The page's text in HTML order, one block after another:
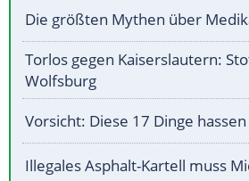
Die größten Mythen über
Torlos gegen Kaiserslautern:
Wolfsburg
Vorsicht: Diese 17 Dinge
Illegales Asphalt-Kartell muss